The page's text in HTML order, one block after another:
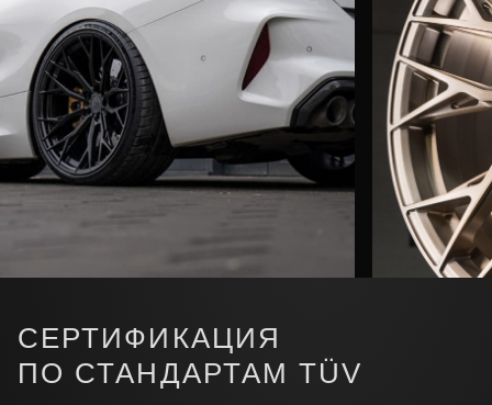
СЕРТИФИКАЦИЯ
ПО СТАНДАРТАМ TÜV